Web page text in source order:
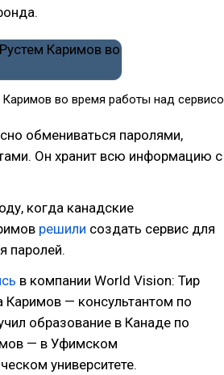
Каримов​ во время работы над
обмениваться паролями,
Он хранит всю информацию с
когда канадские
решили создать сервис для
паролей.
в компании World Vision: Тир
Каримов — консультантом по
образование в Канаде по
— в Уфимском
университете.